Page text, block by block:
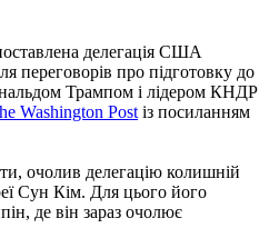
​​делегація США
переговорів про підготовку до
Трампом і лідером КНДР
Washington Post із посиланням
очолив делегацію колишній
Сун Кім. Для цього його
де він зараз очолює